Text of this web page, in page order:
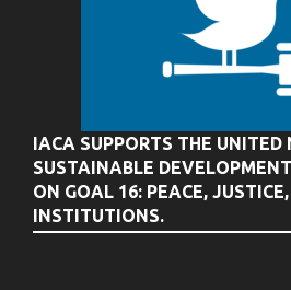
IACA SUPPORTS THE UNITED
SUSTAINABLE
ON GOAL 16: PEACE,
INSTITUTIONS.